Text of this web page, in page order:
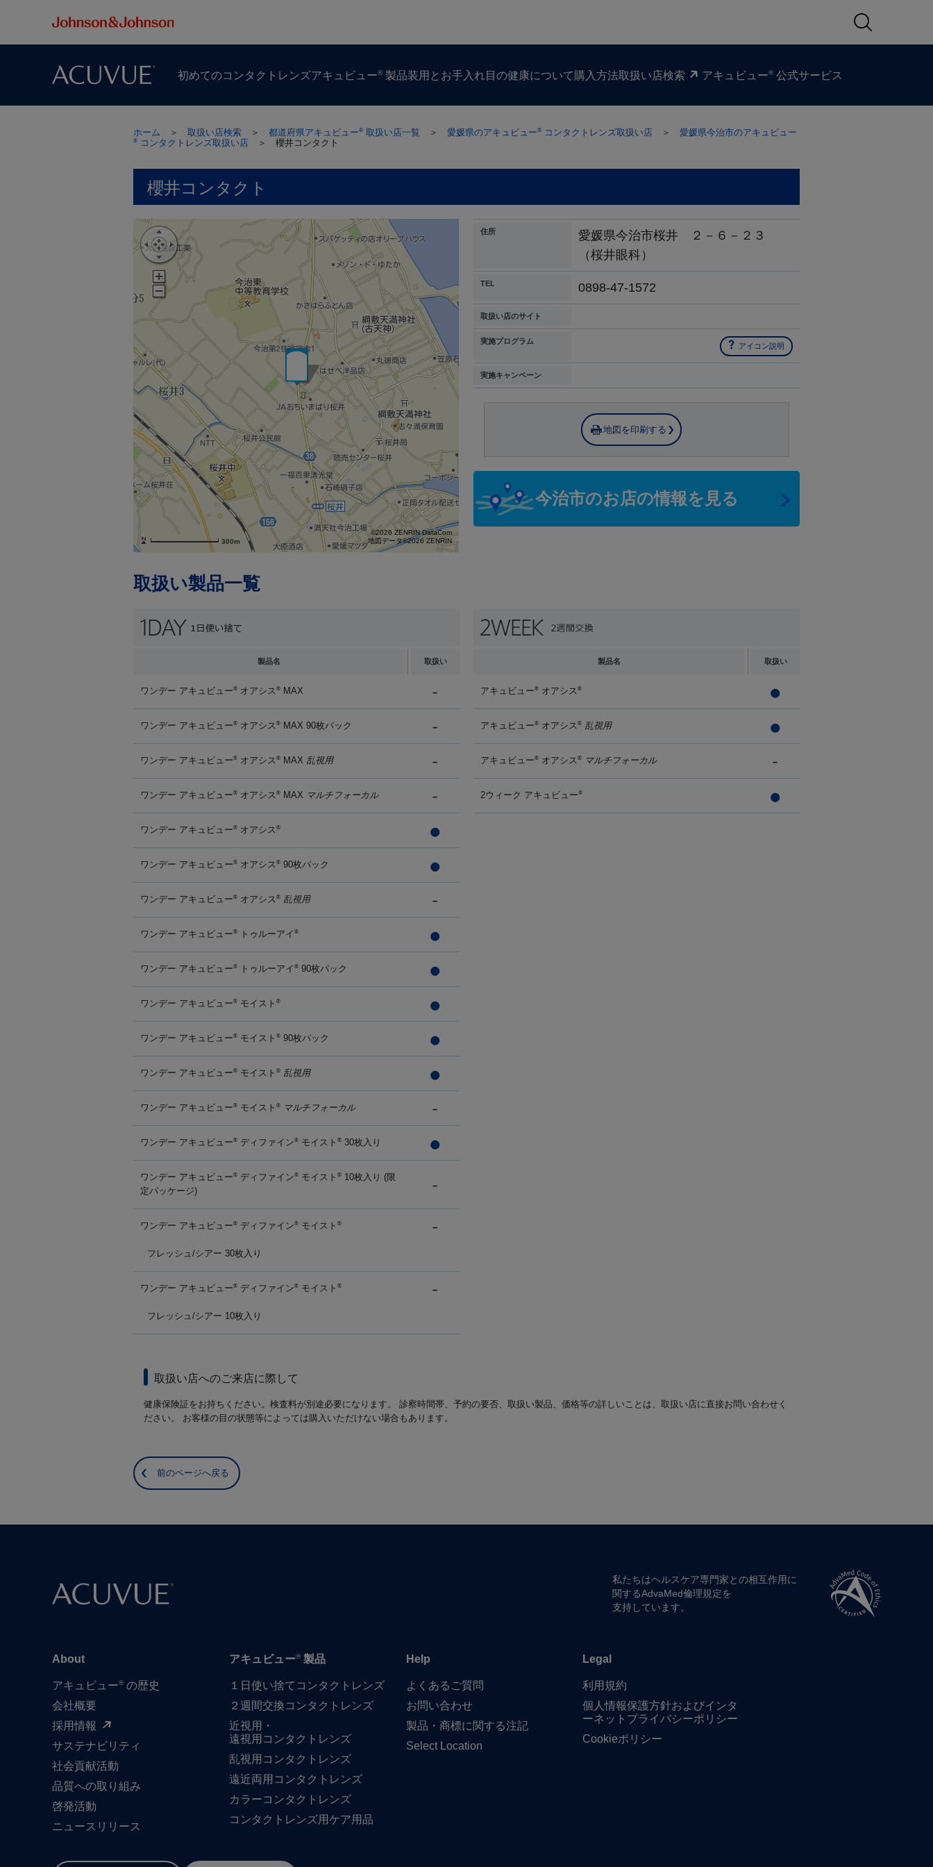
初めての​コンタクトレンズアキュビュー® 製品装用とお手入れ目の​健康に​ついて購入方​法取扱い​店検索 アキュビュー® 公式サービス
ホーム ＞ 取扱い店検索 ＞ 都道府県アキュビュー® 取扱い店一覧 ＞ 愛媛県のアキュビュー® コンタクトレンズ取扱い店 ＞ 愛媛県今治市のアキュビュー
® コンタクトレンズ取扱い店 ＞ 櫻井コンタクト
櫻井コンタクト
300m
©2026 ZENRIN DataCom
地図データ©2026 ZENRIN
住所
愛媛県今治市桜井 ２－６－２３
（桜井眼科）
TEL 0898-47-1572
取扱い店のサイト
実施プログラム
アイコン説明
実施キャンペーン
地図を印刷する
今治市のお店の情報を見る
取扱い製品一覧
製品名 取扱い
ワンデー アキュビュー® オアシス ® MAX
ワンデー アキュビュー® オアシス ® MAX 90枚パック
ワンデー アキュビュー® オアシス ® MAX 乱視用
ワンデー アキュビュー® オアシス ® MAX マルチフォーカル
ワンデー アキュビュー® オアシス ®
ワンデー アキュビュー® オアシス ® 90枚パック
ワンデー アキュビュー® オアシス ® 乱視用
ワンデー アキュビュー® トゥルーアイ ®
ワンデー アキュビュー® トゥルーアイ ® 90枚パック
ワンデー アキュビュー® モイスト ®
ワンデー アキュビュー® モイスト ® 90枚パック
ワンデー アキュビュー® モイスト ® 乱視用
ワンデー アキュビュー® モイスト ® マルチフォーカル
ワンデー アキュビュー® ディファイン® モイスト ® 30枚入り
ワンデー アキュビュー® ディファイン® モイスト ® 10枚入り (限
定パッケージ)
ワンデー アキュビュー® ディファイン® モイスト ®
フレッシュ/シアー 30枚入り
ワンデー アキュビュー® ディファイン® モイスト ®
フレッシュ/シアー 10枚入り
製品名 取扱い
アキュビュー® オアシス ®
アキュビュー® オアシス ® 乱視用
アキュビュー® オアシス ® マルチフォーカル
2ウィーク アキュビュー®
取扱い店へのご来店に際して
健康保険証をお持ちください。検査料が別途必要になります。 診察時間帯、予約の要否、取扱い製品、価格等の詳しいことは、取扱い店に直接お問い合わせく
ださい。 お客様の目の状態等によっては購入いただけない場合もあります。
前のページへ戻る
私たちは​ヘルスケア専門家との​相互作用に​
関する​AdvaMed倫理規定を​
支持しています。
About
アキュビュー® の歴史
会社概要
採用情報
サステナビリティ
社会貢献活動
品質への​取り組み
啓発活動
ニュースリリース
アキュビュー®製品
１日​使い捨て​​コンタクトレンズ
２週間交換コンタクトレンズ
近視用・
遠視用コンタクトレンズ
乱視用コンタクトレンズ
遠近両用コンタクトレンズ
カラーコンタクトレンズ
コンタクトレンズ用ケア用品
Help
よく​ある​ご質問
お問い​合わせ
製品・商標に​関する​注記
Select Location
Legal
利用規約
個人情報保護方針およびインタ
ーネットプライバシーポリシー
Cookieポリシー